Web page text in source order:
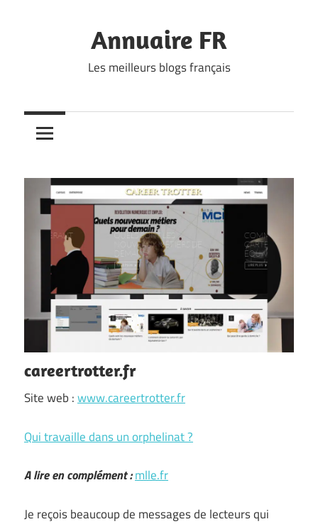
Annuaire FR
Les meilleurs blogs français
careertrotter.fr
Site web :www.careertrotter.fr
Qui travaille dans un orphelinat ?
A lire en complément :mlle.fr
Je reçois beaucoup de messages de lecteurs qui